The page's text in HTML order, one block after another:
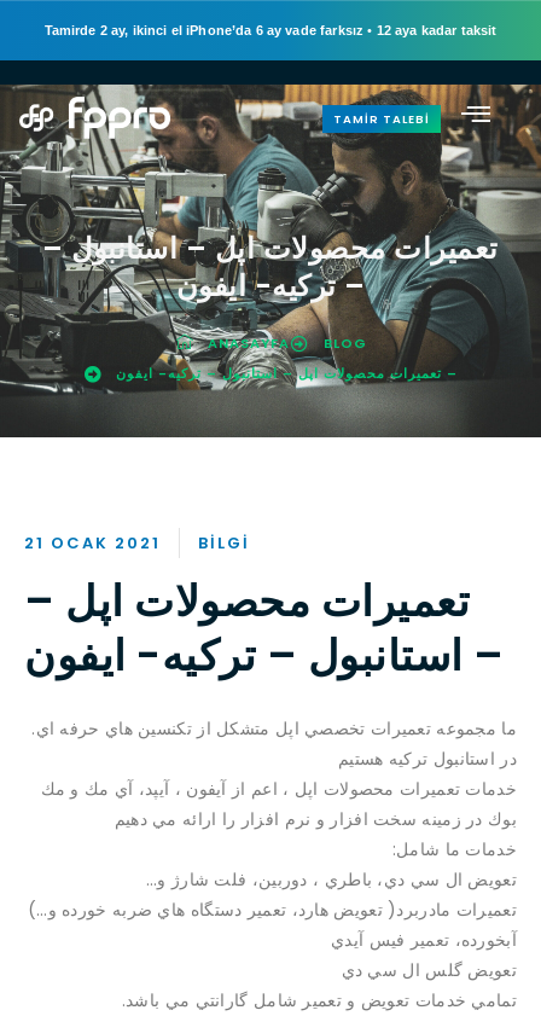
Tamirde 2 ay, ikinci el iPhone’da 6 ay vade farksız • 12 aya kadar taksit
TAMIR TALEBI
تعمیرات محصولات اپل – استانبول –
ترکیه- ایفون –
ANASAYFA
BLOG
تعمیرات محصولات اپل – استانبول – ترکیه- ایفون –
21 OCAK 2021 BILGI
تعمیرات محصولات اپل –
استانبول – ترکیه- ایفون –
.ما مجموعه تعميرات تخصصي اپل متشكل از تكنسين هاي حرفه اي
در استانبول تركيه هستيم
خدمات تعميرات محصولات اپل ، اعم از آيفون ، آيپد، آي مك و مك
بوك در زمينه سخت افزار و نرم افزار را ارائه مي دهيم
:خدمات ما شامل
…تعويض ال سي دي، باطري ، دوربين، فلت شارژ و
(…تعميرات مادربرد( تعويض هارد، تعمير دستگاه هاي ضربه خورده و
آبخورده، تعمير فيس آيدي
تعويض گلس ال سي دي
.تمامي خدمات تعويض و تعمير شامل گارانتي مي باشد